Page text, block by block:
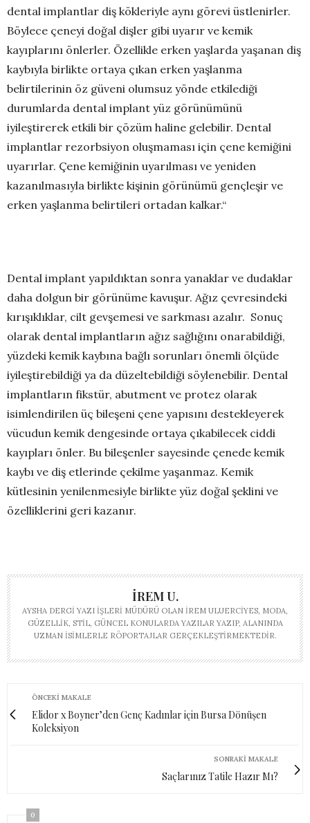
dental implantlar diş kökleriyle aynı görevi üstlenirler.
Böylece çeneyi doğal dişler gibi uyarır ve kemik
kayıplarını önlerler. Özellikle erken yaşlarda yaşanan diş
kaybıyla birlikte ortaya çıkan erken yaşlanma
belirtilerinin öz güveni olumsuz yönde etkilediği
durumlarda dental implant yüz görünümünü
iyileştirerek etkili bir çözüm haline gelebilir. Dental
implantlar rezorbsiyon oluşmaması için çene kemiğini
uyarırlar. Çene kemiğinin uyarılması ve yeniden
kazanılmasıyla birlikte kişinin görünümü gençleşir ve
erken yaşlanma belirtileri ortadan kalkar.“
Dental implant yapıldıktan sonra yanaklar ve dudaklar
daha dolgun bir görünüme kavuşur. Ağız çevresindeki
kırışıklıklar, cilt gevşemesi ve sarkması azalır. Sonuç
olarak dental implantların ağız sağlığını onarabildiği,
yüzdeki kemik kaybına bağlı sorunları önemli ölçüde
iyileştirebildiği ya da düzeltebildiği söylenebilir. Dental
implantların fikstür, abutment ve protez olarak
isimlendirilen üç bileşeni çene yapısını destekleyerek
vücudun kemik dengesinde ortaya çıkabilecek ciddi
kayıpları önler. Bu bileşenler sayesinde çenede kemik
kaybı ve diş etlerinde çekilme yaşanmaz. Kemik
kütlesinin yenilenmesiyle birlikte yüz doğal şeklini ve
özelliklerini geri kazanır.
İREM U.
AYSHA DERGI YAZI İŞLERI MÜDÜRÜ OLAN İREM ULUERCIYES, MODA,
GÜZELLIK, STIL, GÜNCEL KONULARDA YAZILAR YAZIP, ALANINDA
UZMAN ISIMLERLE RÖPORTAJLAR GERÇEKLEŞTIRMEKTEDIR.
ÖNCEKI MAKALE
Elidor x Boyner’den Genç Kadınlar için Bursa Dönüşen
Koleksiyon
SONRAKI MAKALE
Saçlarınız Tatile Hazır Mı?
0